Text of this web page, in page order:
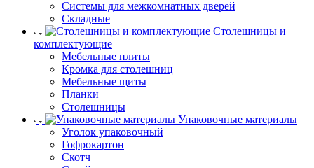
Системы для межкомнатных дверей
Складные
Столешницы и
комплектующие
Мебельные плиты
Кромка для столешниц
Мебельные щиты
Планки
Столешницы
Упаковочные материалы
Уголок упаковочный
Гофрокартон
Скотч